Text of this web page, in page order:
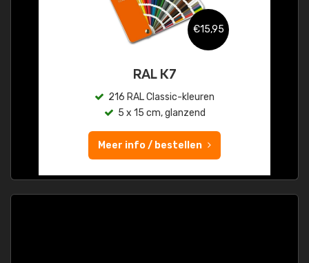
€15,95
RAL K7
216 RAL Classic-kleuren
5 x 15 cm, glanzend
Meer info / bestellen